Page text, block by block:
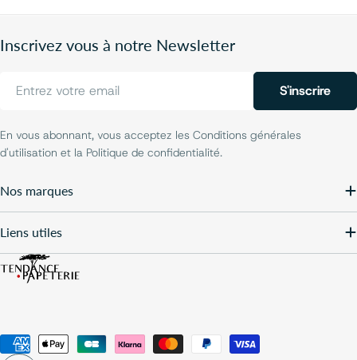
Inscrivez vous à notre Newsletter
S'inscrire
En vous abonnant, vous acceptez les Conditions générales
d'utilisation et la Politique de confidentialité.
Nos marques
Liens utiles
Modes